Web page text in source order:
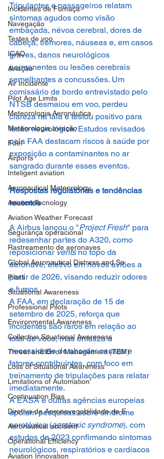
Incidentes de Fumaça
Navegação
Testes de voo
ICAO
Aviação
Air Incidente
Pilot Age Limits
Meteorologia Aeronáutica
Meteorologia aviação
Fuel
Airports
Inteligent aviation
Aeronautical Meteorology
Aviation Tecnology
Aviation Weather Forecast
Segurança operacional
Rastreamento de aeronaves
Global Aeronautical Distress and Sa
Pilots
Situational Awareness
Professional Pilots
Environmental Awareness
Collective Situational Awareness
Threat and Error Management (TEM)
Loss of Situational Awareness
Limitations of Automation
Continuation Bias
Diretiva de Aeronavegabilidade de E
Aeronautical accident
Operational Efficiency
Aviation Innovation
Tripulantes e passageiros relatam
sintomas agudos como visão
embaçada, névoa cerebral, dores de
cabeça, tremores, náuseas e, em casos
graves, danos neurológicos
permanentes ou lesões cerebrais
semelhantes a concussões. Um
comissário de bordo entrevistado pelo
NTSB desmaiou em voo, perdeu
clareza na fala e testou positivo para
lesão neurológica. Estudos revisados
pela FAA destacam riscos à saúde por
exposição a contaminantes no ar
sangrado durante esses eventos.
Respostas regulatórias e tendências
recentes
A Airbus lançou o "Project Fresh" para
redesenhar partes do A320, como
reposicionar vents no topo da
aeronave, efetivo em novos aviões a
partir de 2026, visando reduzir odores
e fumos.
A FAA, em declaração de 15 de
setembro de 2025, reforça que
incidentes são raros em relação ao
total de voos, mas enfatiza a
necessidade de abordar causas e
fatores contribuintes, com foco em
treinamento de tripulações para relatar
imediatamente.
A EASA e outras agências europeias
apoiam pesquisas sobre síndrome
aerotóxica (aerotoxic syndrome), com
estudos de 2023 confirmando sintomas
neurológicos, respiratórios e cardíacos